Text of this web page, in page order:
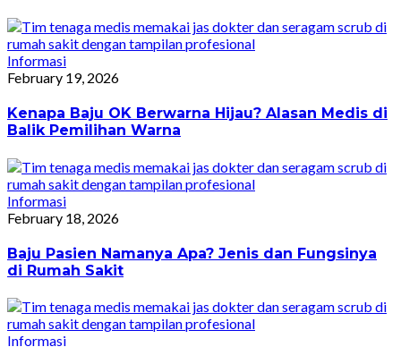
Informasi
February 19, 2026
Kenapa Baju OK Berwarna Hijau? Alasan Medis di
Balik Pemilihan Warna
Informasi
February 18, 2026
Baju Pasien Namanya Apa? Jenis dan Fungsinya
di Rumah Sakit
Informasi